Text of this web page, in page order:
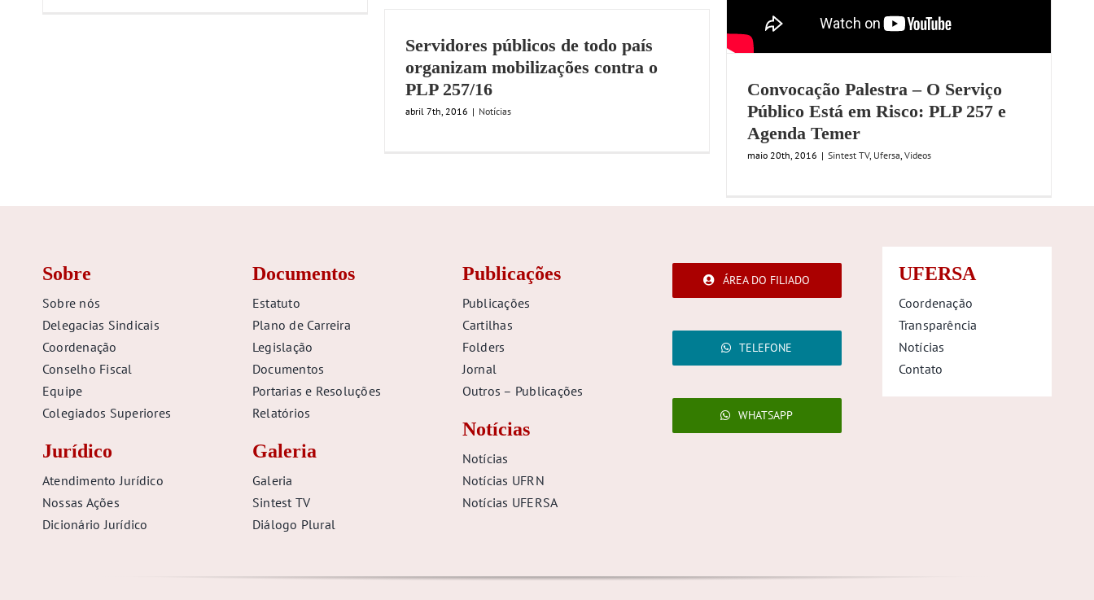
Convocação Palestra – O Serviço
Público Está em Risco: PLP 257 e
Agenda Temer
maio 20th, 2016 | Sintest TV, Ufersa Videos
Servidores públicos de todo país
organizam mobilizações contra o
PLP 257/16
abril 7th, 2016 | Notícias
Sobre
Sobre nós
Delegacias Sindicais
Coordenação
Conselho Fiscal
Equipe
Colegiados Superiores
Jurídico
Atendimento Jurídico
Nossas Ações
Dicionário Jurídico
Documentos
Estatuto
Plano de Carreira
Legislação
Documentos
Portarias e Resoluções
Relatórios
Galeria
Galeria
Sintest TV
Diálogo Plural
Publicações
Publicações
Cartilhas
Folders
Jornal
Outros – Publicações
Notícias
Notícias
Notícias UFRN
Notícias UFERSA
ÁREA DO FILIADO
TELEFONE
WHATSAPP
UFERSA
Coordenação
Transparência
Notícias
Contato